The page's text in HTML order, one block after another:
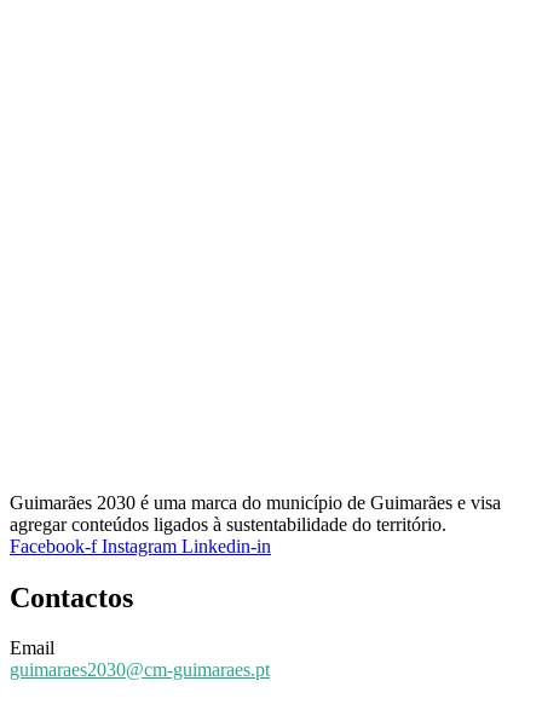
Guimarães 2030 é uma marca do município de Guimarães e visa
agregar conteúdos ligados à sustentabilidade do território.
Facebook-f Instagram Linkedin-in
Contactos
Email
guimaraes2030@cm-guimaraes.pt